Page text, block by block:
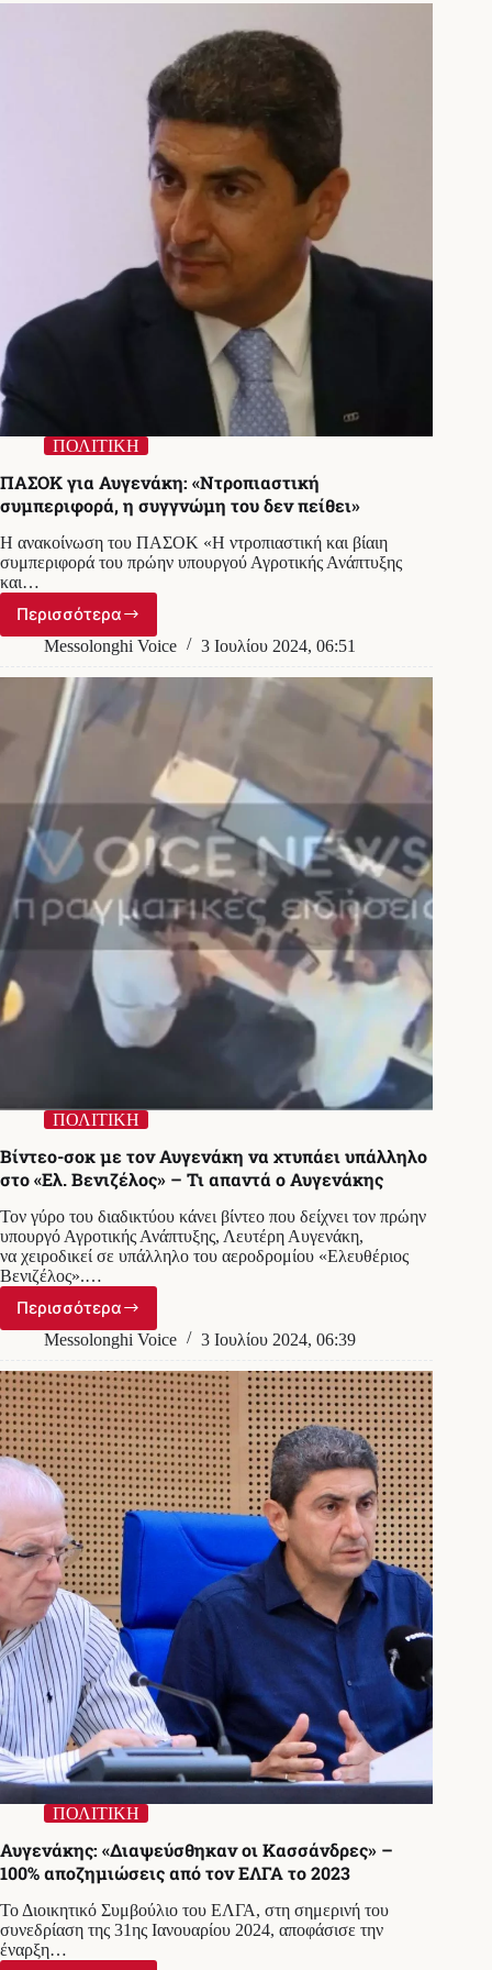
αντιπολίτευση
αποπομπή
ΠΟΛΙΤΙΚΗ
ΠΑΣΟΚ για Αυγενάκη: «Ντροπιαστική
συμπεριφορά, η συγγνώμη του δεν πείθει»
Η ανακοίνωση του ΠΑΣΟΚ «Η ντροπιαστική και βίαιη
συμπεριφορά του πρώην υπουργού Αγροτικής Ανάπτυξης
και…
Περισσότερα
ΠΑΣΟΚ
για
«Ντροπιαστική
συμπεριφορά,
η
Messolonghi Voice 3 Ιουλίου 2024, 06:51
ΠΟΛΙΤΙΚΗ
Βίντεο-σοκ με τον Αυγενάκη να χτυπάει υπάλληλο
στο «Ελ. Βενιζέλος» – Τι απαντά ο Αυγενάκης
Τον γύρο του διαδικτύου κάνει βίντεο που δείχνει τον πρώην
υπουργό Αγροτικής Ανάπτυξης, Λευτέρη Αυγενάκη,
να χειροδικεί σε υπάλληλο του αεροδρομίου «Ελευθέριος
Βενιζέλος».…
Περισσότερα
Βίντεο-
σοκ
τον
Αυγενάκη
να
χτυπάει
υπάλληλο
στο
«Ελ.
Βενιζέλος»
–
Τι
απαντά
ο
Αυγενάκης
Messolonghi Voice 3 Ιουλίου 2024, 06:39
ΠΟΛΙΤΙΚΗ
Αυγενάκης: «Διαψεύσθηκαν οι Κασσάνδρες» –
100% αποζημιώσεις από τον ΕΛΓΑ το 2023
Το Διοικητικό Συμβούλιο του ΕΛΓΑ, στη σημερινή του
συνεδρίαση της 31ης Ιανουαρίου 2024, αποφάσισε την
έναρξη…